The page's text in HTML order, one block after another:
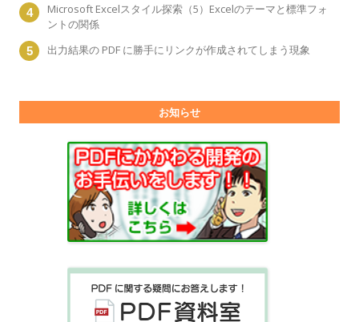
Microsoft Excelスタイル探索（5）Excelのテーマと標準フォ
ントの関係
出力結果の PDF に勝手にリンクが作成されてしまう現象
お知らせ